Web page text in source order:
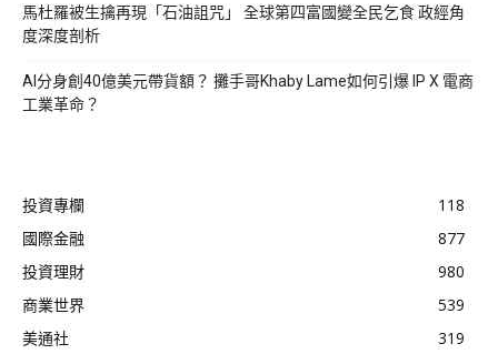
馬杜羅被生擒再現「石油詛咒」 全球第四富國變全民乞食 政經角
度深度剖析
AI分身創40億美元帶貨額？ 攤手哥Khaby Lame如何引爆 IP X 電商
工業革命？
投資專欄
118
國際金融
877
投資理財
980
商業世界
539
美通社
319